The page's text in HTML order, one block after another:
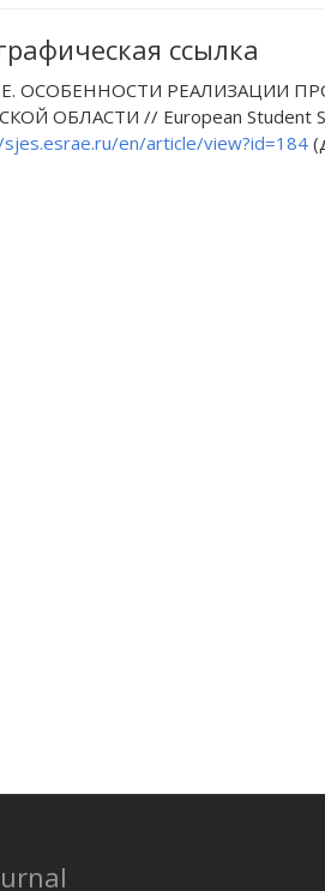
ссылка
ОСОБЕННОСТИ РЕАЛИЗАЦИИ
ОБЛАСТИ // European Student
en/article/view?id=184